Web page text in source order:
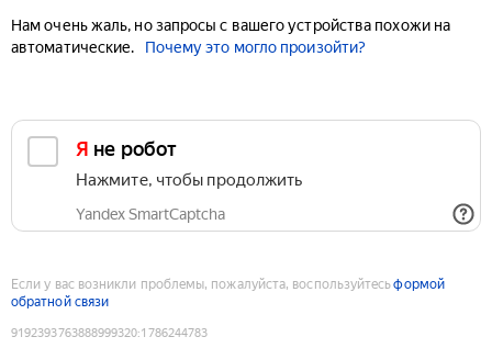
Нам очень жаль, но запросы с вашего устройства похожи на
автоматические.
Почему это могло произойти?
Я не робот
Нажмите, чтобы продолжить
Yandex SmartCaptcha
Если у вас возникли проблемы, пожалуйста, воспользуйтесьформой
обратной связи
9192393763888999320:1786244783